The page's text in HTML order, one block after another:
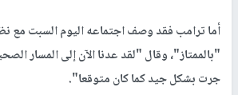
أما ترامب فقد وصف اجتماعه اليوم السبت مع
"بالممتاز"، وقال "لقد عدنا الآن إلى المسار
جرت بشكل جيد كما كان متوقعا".